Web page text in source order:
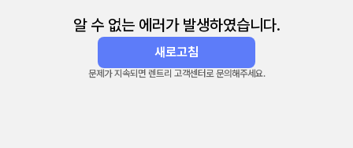
알 수 없는 에러가 발생하였습니다.
새로고침
문제가 지속되면 렌트리 고객센터로 문의해주세요.